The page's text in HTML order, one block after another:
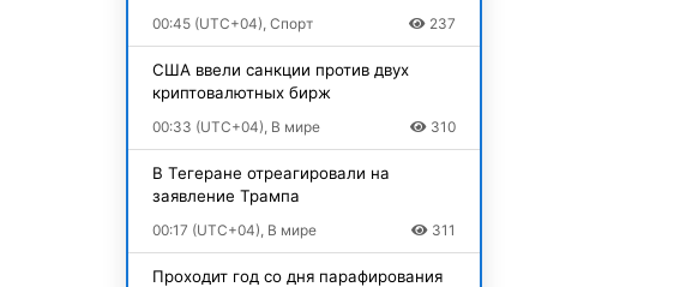
00:45 (UTC+04), Спорт 237
США ввели санкции против двух
криптовалютных бирж
00:33 (UTC+04), В мире 310
В Тегеране отреагировали на
заявление Трампа
00:17 (UTC+04), В мире 311
Проходит год со дня парафирования